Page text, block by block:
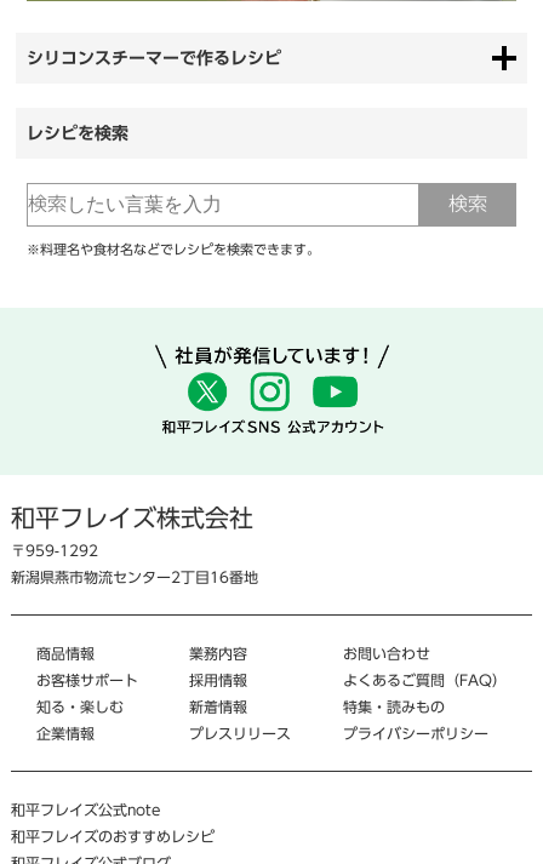
シリコンスチーマーで作るレシピ
レシピを検索
※料理名や食材名などでレシピを検索できます。
和平フレイズ株式会社
〒959-1292
新潟県燕市物流センター2丁目16番地
商品情報
お客様サポート
知る・楽しむ
企業情報
業務内容
採用情報
新着情報
プレスリリース
お問い合わせ
よくあるご質問（FAQ）
特集・読みもの
プライバシーポリシー
和平フレイズ公式note
和平フレイズのおすすめレシピ